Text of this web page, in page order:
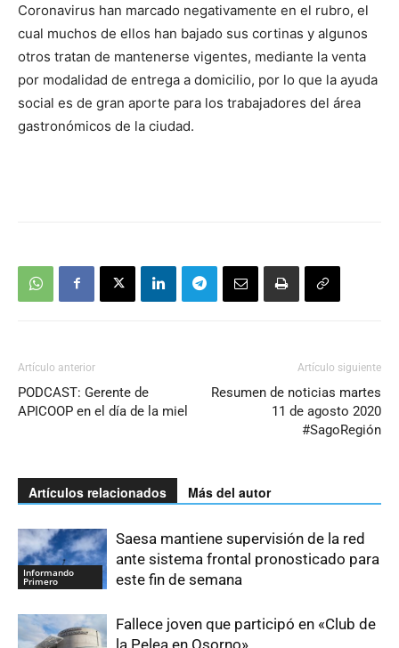
Coronavirus han marcado negativamente en el rubro, el
cual muchos de ellos han bajado sus cortinas y algunos
otros tratan de mantenerse vigentes, mediante la venta
por modalidad de entrega a domicilio, por lo que la ayuda
social es de gran aporte para los trabajadores del área
gastronómicos de la ciudad.
Artículo anterior
PODCAST: Gerente de
APICOOP en el día de la miel
Artículo siguiente
Resumen de noticias martes
11 de agosto 2020
#SagoRegión
Artículos relacionados Más del autor
Informando
Primero
Saesa mantiene supervisión de la red
ante sistema frontal pronosticado para
este fin de semana
Fallece joven que participó en «Club de
la Pelea en Osorno»